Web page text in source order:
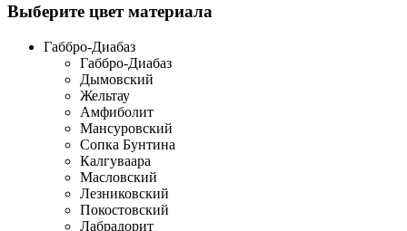
Выберите цвет материала
Габбро-Диабаз
Габбро-Диабаз
Дымовский
Жельтау
Амфиболит
Мансуровский
Сопка Бунтина
Калгуваара
Масловский
Лезниковский
Покостовский
Лабрадорит